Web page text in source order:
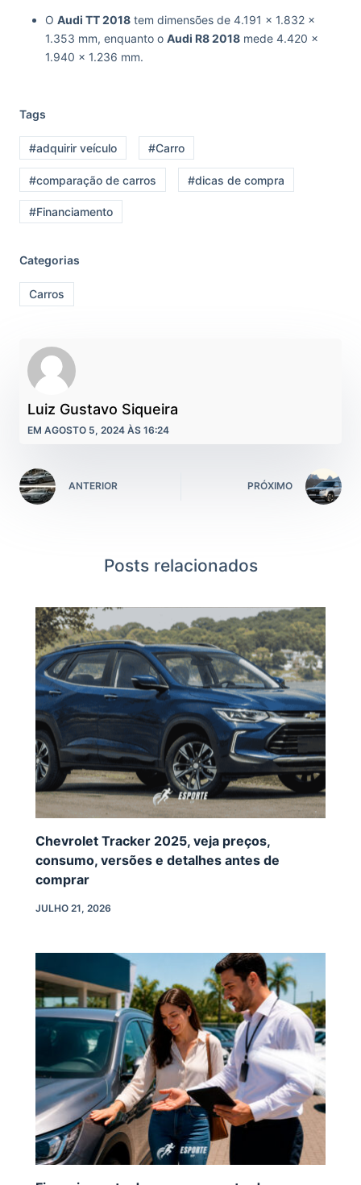
O Audi TT 2018 tem dimensões de 4.191 x 1.832 x
1.353 mm, enquanto o Audi R8 2018 mede 4.420 x
1.940 x 1.236 mm.
Tags
#adquirir veículo #Carro
#comparação de carros #dicas de compra
#Financiamento
Categorias
Carros
Luiz Gustavo Siqueira
EM AGOSTO 5, 2024 ÀS 16:24
ANTERIOR PRÓXIMO
Posts relacionados
Chevrolet Tracker 2025, veja preços,
consumo, versões e detalhes antes de
comprar
JULHO 21, 2026